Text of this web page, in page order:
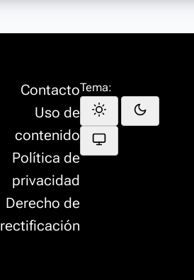
Contacto
Uso de
contenido
Política de
privacidad
Derecho de
rectificación
Tema: